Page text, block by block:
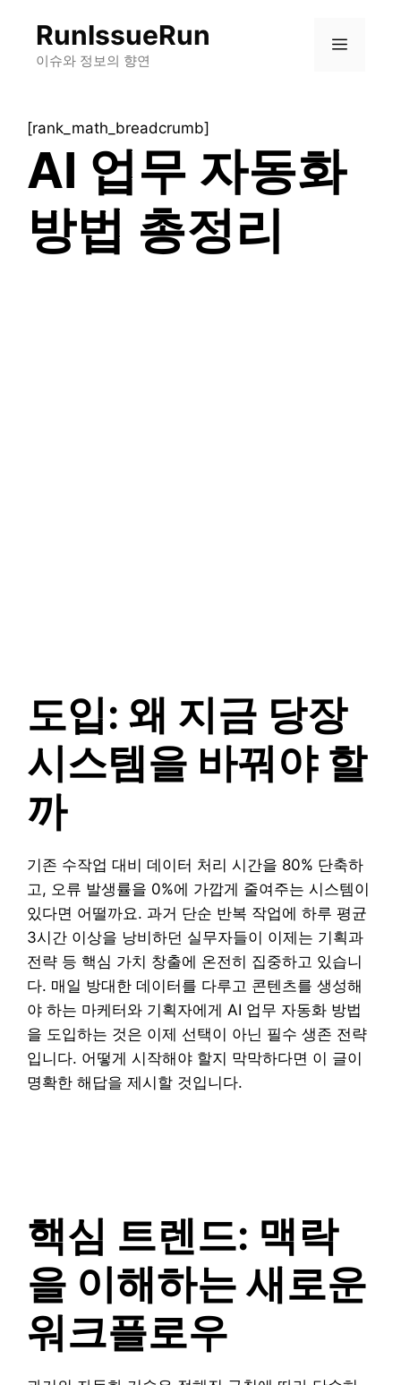
RunIssueRun
이슈와 정보의 향연
메
[rank_math_breadcrumb]
AI 업무 자동화
방법 총정리
도입: 왜 지금 당장
시스템을 바꿔야 할
까
기존 수작업 대비 데이터 처리 시간을 80% 단축하
고, 오류 발생률을 0%에 가깝게 줄여주는 시스템이
있다면 어떨까요. 과거 단순 반복 작업에 하루 평균
3시간 이상을 낭비하던 실무자들이 이제는 기획과
전략 등 핵심 가치 창출에 온전히 집중하고 있습니
다. 매일 방대한 데이터를 다루고 콘텐츠를 생성해
야 하는 마케터와 기획자에게 AI 업무 자동화 방법
을 도입하는 것은 이제 선택이 아닌 필수 생존 전략
입니다. 어떻게 시작해야 할지 막막하다면 이 글이
명확한 해답을 제시할 것입니다.
핵심 트렌드: 맥락
을 이해하는 새로운
워크플로우